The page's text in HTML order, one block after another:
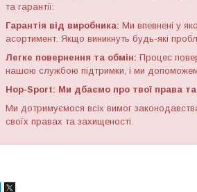
та гарантії:
Гарантія від виробника: Ми впевнені у
асортимент. Якщо виникнуть будь-які
Легке повернення та обмін: Процес
нашою службою підтримки, і ми
Hop-Sport: Ми дбаємо про твої права
Ми дотримуємося всіх вимог
своїх правах та захищеності.